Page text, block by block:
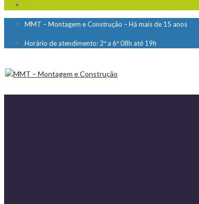
MMT – Montagem e Construção – Há mais de 15 anos
Horário de atendimento: 2ª a 6ª 08h até 19h